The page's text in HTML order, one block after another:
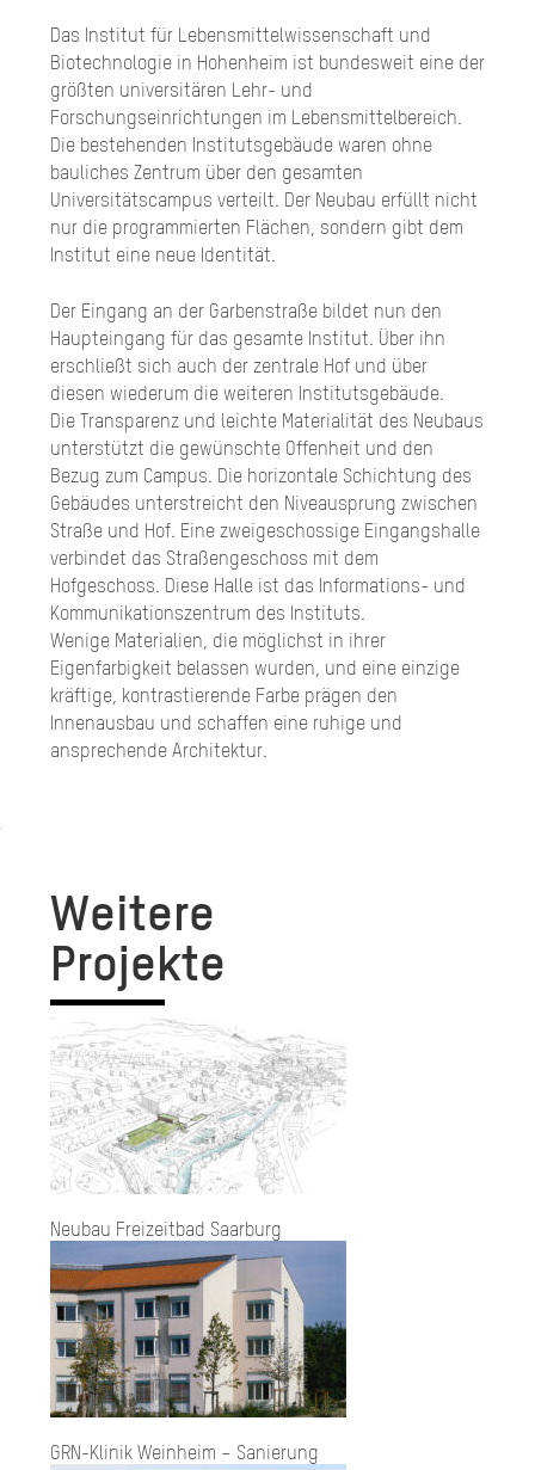
Das Institut für Lebensmittelwissenschaft und
Biotechnologie in Hohenheim ist bundesweit eine der
größten universitären Lehr- und
Forschungseinrichtungen im Lebensmittelbereich.
Die bestehenden Institutsgebäude waren ohne
bauliches Zentrum über den gesamten
Universitätscampus verteilt. Der Neubau erfüllt nicht
nur die programmierten Flächen, sondern gibt dem
Institut eine neue Identität.
Der Eingang an der Garbenstraße bildet nun den
Haupteingang für das gesamte Institut. Über ihn
erschließt sich auch der zentrale Hof und über
diesen wiederum die weiteren Institutsgebäude.
Die Transparenz und leichte Materialität des Neubaus
unterstützt die gewünschte Offenheit und den
Bezug zum Campus. Die horizontale Schichtung des
Gebäudes unterstreicht den Niveausprung zwischen
Straße und Hof. Eine zweigeschossige Eingangshalle
verbindet das Straßengeschoss mit dem
Hofgeschoss. Diese Halle ist das Informations- und
Kommunikationszentrum des Instituts.
Wenige Materialien, die möglichst in ihrer
Eigenfarbigkeit belassen wurden, und eine einzige
kräftige, kontrastierende Farbe prägen den
Innenausbau und schaffen eine ruhige und
ansprechende Architektur.
Weitere
Projekte
Neubau Freizeitbad Saarburg
GRN-Klinik Weinheim – Sanierung